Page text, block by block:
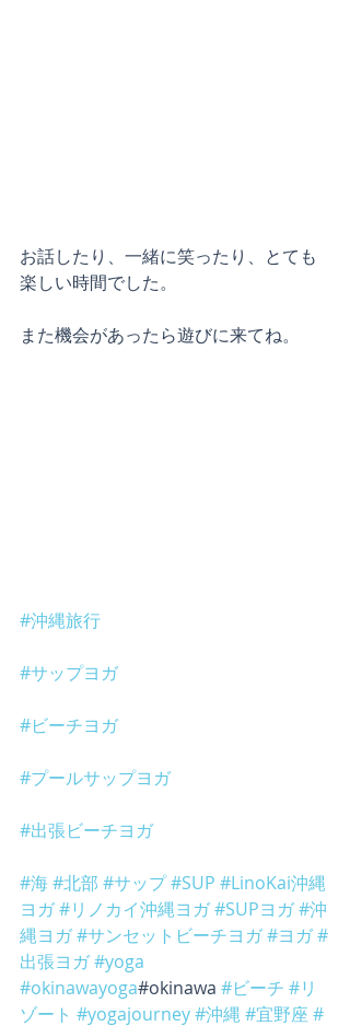
お話したり、一緒に笑ったり、とても
楽しい時間でした。
また機会があったら遊びに来てね。
#沖縄旅行
#サップヨガ
#ビーチヨガ
#プールサップヨガ
#出張ビーチヨガ
#海#北部 #サップ#SUP #LinoKai沖縄
ヨガ#リノカイ沖縄ヨガ#SUPヨガ#沖
縄ヨガ#サンセットビーチヨガ#ヨガ#
出張ヨガ#yoga
#okinawayoga#okinawa #ビーチ #リ
ゾート #yogajourney#沖縄 #宜野座#